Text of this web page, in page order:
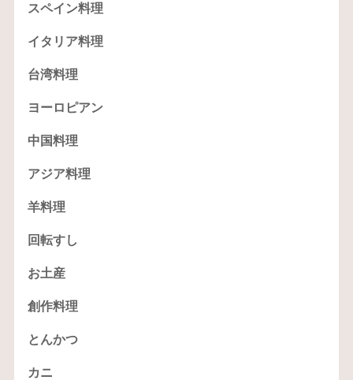
スペイン料理
イタリア料理
台湾料理
ヨーロピアン
中国料理
アジア料理
羊料理
回転すし
お土産
創作料理
とんかつ
カニ